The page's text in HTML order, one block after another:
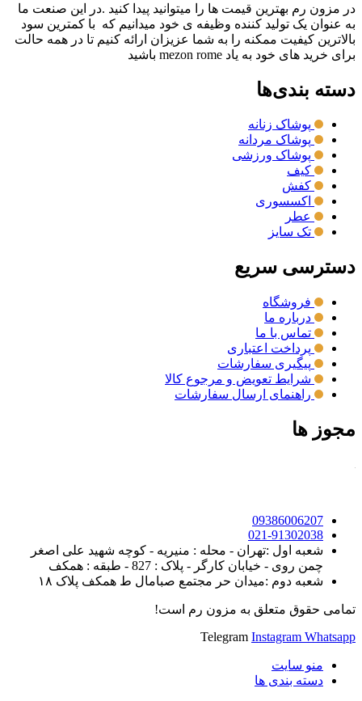
در مزون رم بهترین قیمت ها را میتوانید پیدا کنید .در این صنعت ما
به عنوان یک تولید کننده وظیفه ی خود میدانیم که با کمترین سود
بالاترین کیفیت ممکنه را به شما عزیزان ارائه کنیم تا در همه حالت
برای خرید های خود به یاد mezon rome باشید
دسته بندی‌ها
پوشاک زنانه
پوشاک مردانه
پوشاک ورزشی
کیف
کفش
اکسسوری
عطر
تک سایز
دسترسی سریع
فروشگاه
درباره ما
تماس با ما
پرداخت اعتباری
پیگیری سفارشات
شرایط تعویض و مرجوع کالا
راهنمای ارسال سفارشات
مجوز ها
09386006207
021-91302038
شعبه اول :تهران - محله : منیریه - کوچه شهید علی اصغر
چمن روی - خیابان کارگر - پلاک : 827 - طبقه : همکف
شعبه دوم :میدان حر مجتمع صبامال ط همکف پلاک ۱۸
تمامی حقوق متعلق به مزون رم است!
Telegram Instagram Whatsapp
منو سایت
دسته بندی ها